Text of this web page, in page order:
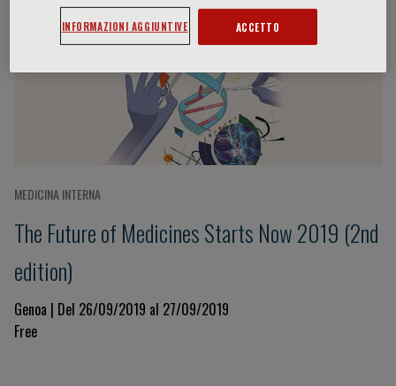
MEDICINA INTERNA
The Future of Medicines Starts Now 2019 (2nd
edition)
Genoa | Del 26/09/2019 al 27/09/2019
Free
INFORMAZIONI AGGIUNTIVE ACCETTO